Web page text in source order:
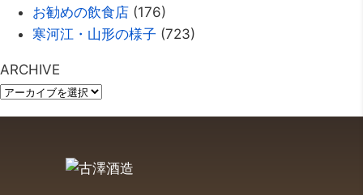
お勧めの飲食店 (176)
寒河江・山形の様子 (723)
ARCHIVE